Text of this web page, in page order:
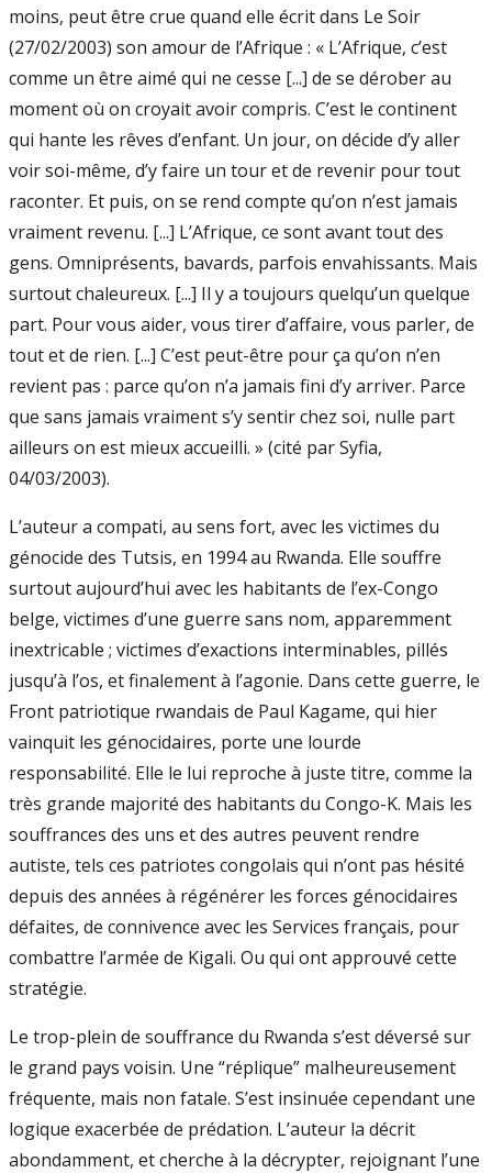
moins, peut être crue quand elle écrit dans Le Soir
(27/02/2003) son amour de l’Afrique : « L’Afrique, c’est
comme un être aimé qui ne cesse [...] de se dérober au
moment où on croyait avoir compris. C’est le continent
qui hante les rêves d’enfant. Un jour, on décide d’y aller
voir soi-même, d’y faire un tour et de revenir pour tout
raconter. Et puis, on se rend compte qu’on n’est jamais
vraiment revenu. [...] L’Afrique, ce sont avant tout des
gens. Omniprésents, bavards, parfois envahissants. Mais
surtout chaleureux. [...] Il y a toujours quelqu’un quelque
part. Pour vous aider, vous tirer d’affaire, vous parler, de
tout et de rien. [...] C’est peut-être pour ça qu’on n’en
revient pas : parce qu’on n’a jamais fini d’y arriver. Parce
que sans jamais vraiment s’y sentir chez soi, nulle part
ailleurs on est mieux accueilli. » (cité par Syfia,
04/03/2003).
L’auteur a compati, au sens fort, avec les victimes du
génocide des Tutsis, en 1994 au Rwanda. Elle souffre
surtout aujourd’hui avec les habitants de l’ex-Congo
belge, victimes d’une guerre sans nom, apparemment
inextricable ; victimes d’exactions interminables, pillés
jusqu’à l’os, et finalement à l’agonie. Dans cette guerre, le
Front patriotique rwandais de Paul Kagame, qui hier
vainquit les génocidaires, porte une lourde
responsabilité. Elle le lui reproche à juste titre, comme la
très grande majorité des habitants du Congo-K. Mais les
souffrances des uns et des autres peuvent rendre
autiste, tels ces patriotes congolais qui n’ont pas hésité
depuis des années à régénérer les forces génocidaires
défaites, de connivence avec les Services français, pour
combattre l’armée de Kigali. Ou qui ont approuvé cette
stratégie.
Le trop-plein de souffrance du Rwanda s’est déversé sur
le grand pays voisin. Une “réplique” malheureusement
fréquente, mais non fatale. S’est insinuée cependant une
logique exacerbée de prédation. L’auteur la décrit
abondamment, et cherche à la décrypter, rejoignant l’une